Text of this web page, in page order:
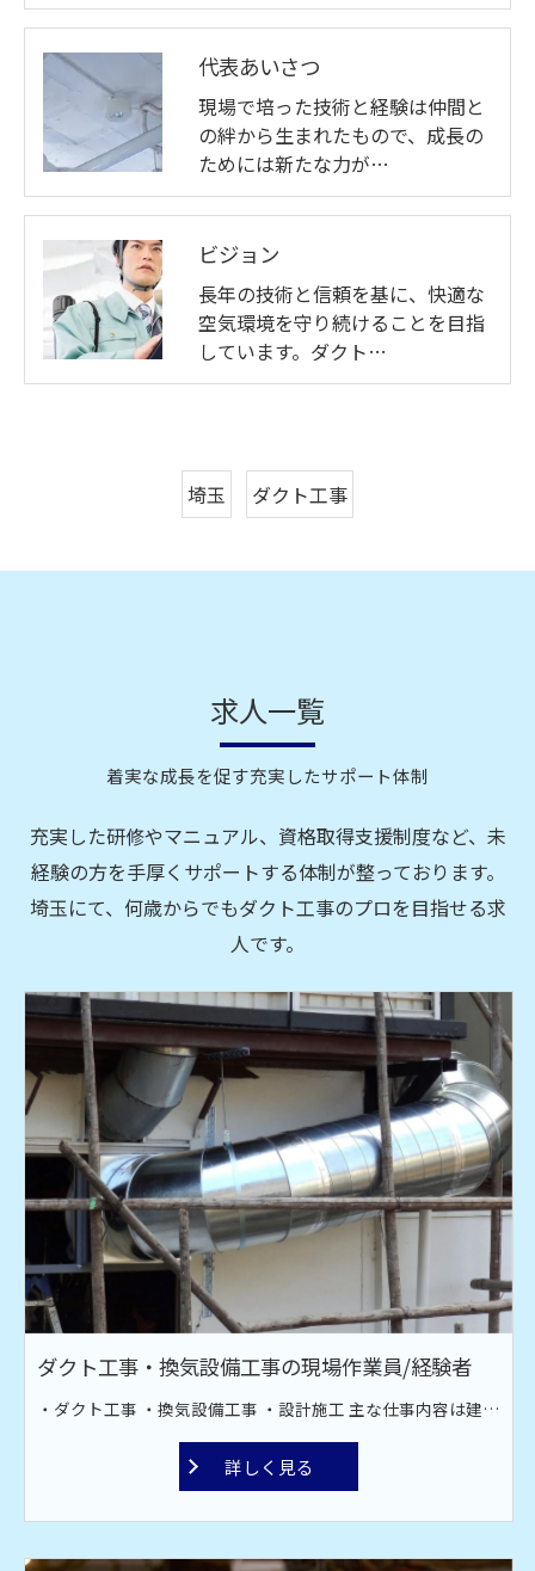
代表あいさつ
現場で培った技術と経験は仲間と
の絆から生まれたもので、成長の
ためには新たな力が…
ビジョン
長年の技術と信頼を基に、快適な
空気環境を守り続けることを目指
しています。ダクト…
埼玉 ダクト工事
着実な成長を促す充実したサポート体制
求人一覧
充実した研修やマニュアル、資格取得支援制度など、未
経験の方を手厚くサポートする体制が整っております。
埼玉にて、何歳からでもダクト工事のプロを目指せる求
人です。
ダクト工事・換気設備工事の現場作業員/経験者
・ダクト工事 ・換気設備工事 ・設計施工 主な仕事内容は建設現場での空調設備工事です。オフィス、工場、飲食店、スーパーなどのダクト工場。 換気・排煙・空調などのダクト材の取り付け作業です。ダクト材接続・換気扇取り付け・ファン取付工事を行っております。 現場は全国対応！ 宮古島や甲子園近郊への出張もあります。
詳しく見る